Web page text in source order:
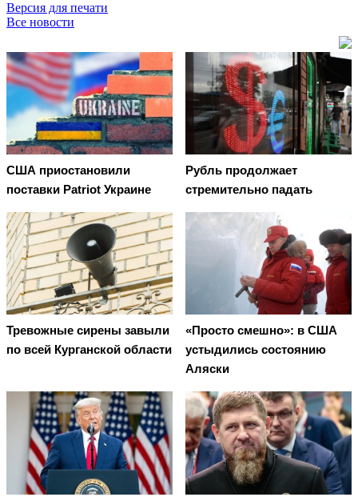
Версия для печати
Все новости
США приостановили
поставки Patriot Украине
Рубль продолжает
стремительно падать
Тревожные сирены завыли
по всей Курганской области
«Просто смешно»: в США
устыдились состоянию
Аляски